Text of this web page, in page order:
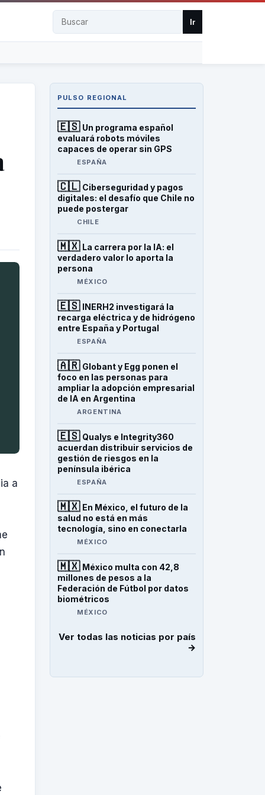
Buscar Ir
a
PULSO REGIONAL
🇪🇸 Un programa español
evaluará robots móviles
capaces de operar sin GPS
ESPAÑA
🇨🇱 Ciberseguridad y pagos
digitales: el desafío que Chile no
puede postergar
CHILE
🇲🇽 La carrera por la IA: el
verdadero valor lo aporta la
persona
MÉXICO
🇪🇸 INERH2 investigará la
recarga eléctrica y de hidrógeno
entre España y Portugal
ESPAÑA
🇦🇷 Globant y Egg ponen el
foco en las personas para
ampliar la adopción empresarial
de IA en Argentina
ARGENTINA
🇪🇸 Qualys e Integrity360
acuerdan distribuir servicios de
gestión de riesgos en la
península ibérica
ESPAÑA
🇲🇽 En México, el futuro de la
salud no está en más
tecnología, sino en conectarla
MÉXICO
🇲🇽 México multa con 42,8
millones de pesos a la
Federación de Fútbol por datos
biométricos
MÉXICO
Ver todas las noticias por país
→